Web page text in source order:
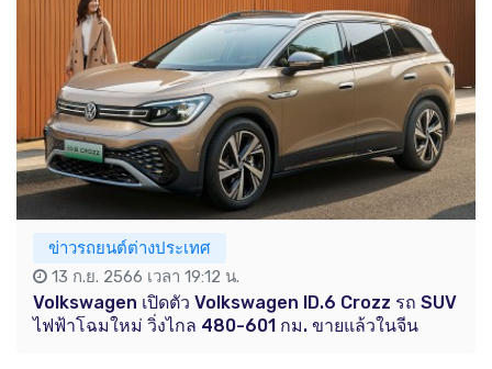
ข่าวรถยนต์ต่างประเทศ
13 ก.ย. 2566 เวลา 19:12 น.
Volkswagen เปิดตัว Volkswagen ID.6 Crozz รถ SUV
ไฟฟ้าโฉมใหม่ วิ่งไกล 480-601 กม. ขายแล้วในจีน